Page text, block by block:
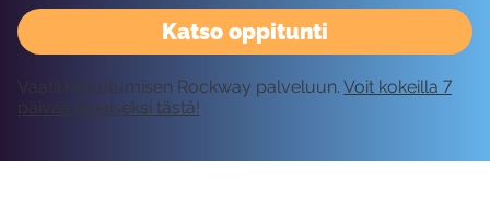
Katso oppitunti
Vaatii kirjautumisen Rockway palveluun. Voit kokeilla 7
päivää ilmaiseksi tästä!